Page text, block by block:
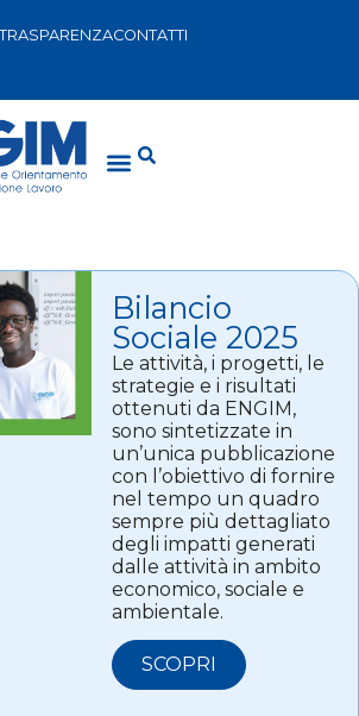
TRASPARENZACONTATTI
Bilancio
Sociale 2025
Le attività, i progetti, le
strategie e i risultati
ottenuti da ENGIM,
sono sintetizzate in
un’unica pubblicazione
con l’obiettivo di fornire
nel tempo un quadro
sempre più dettagliato
degli impatti generati
dalle attività in ambito
economico, sociale e
ambientale.
SCOPRI